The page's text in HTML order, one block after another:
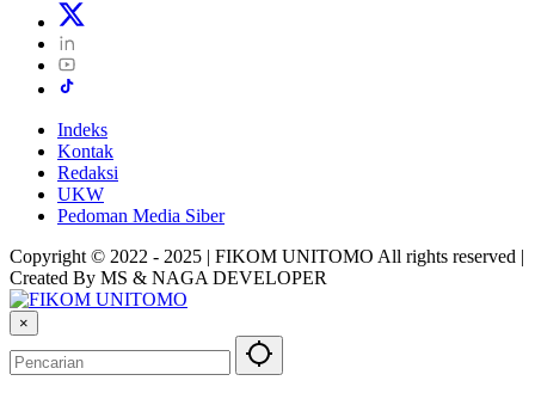
Indeks
Kontak
Redaksi
UKW
Pedoman Media Siber
Copyright © 2022 - 2025 | FIKOM UNITOMO All rights reserved |
Created By MS & NAGA DEVELOPER
×